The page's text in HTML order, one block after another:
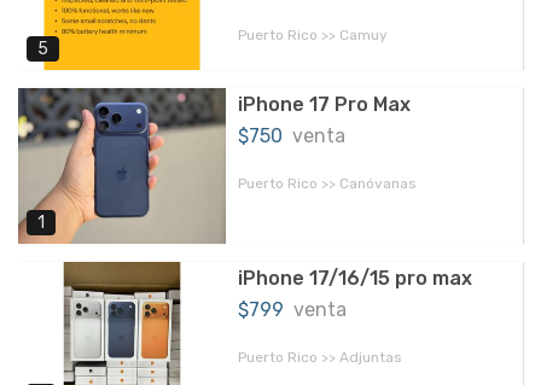
5
Puerto Rico >> Camuy
1
iPhone 17 Pro Max
$750 venta
Puerto Rico >> Canóvanas
iPhone 17/16/15 pro max
$799 venta
Puerto Rico >> Adjuntas